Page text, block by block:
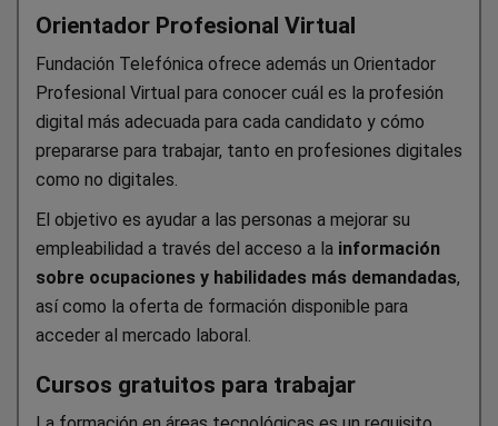
Orientador Profesional Virtual
Fundación Telefónica ofrece además un Orientador
Profesional Virtual para conocer cuál es la profesión
digital más adecuada para cada candidato y cómo
prepararse para trabajar, tanto en profesiones digitales
como no digitales.
El objetivo es ayudar a las personas a mejorar su
empleabilidad a través del acceso a la información
sobre ocupaciones y habilidades más demandadas,
así como la oferta de formación disponible para
acceder al mercado laboral.
Cursos gratuitos para trabajar